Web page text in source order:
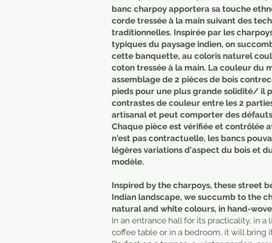
banc charpoy apportera sa touche
corde tressée à la main suivant des
traditionnelles. Inspirée par les
typiques du paysage indien, on
cette banquette, au coloris naturel
coton tressée à la main. La couleur du
assemblage de 2 pièces de bois
pieds pour une plus grande solidité/ il
contrastes de couleur entre les 2
artisanal et peut comporter des
Chaque pièce est vérifiée et contrôlée
n'est pas contractuelle, les bancs
légères variations d'aspect du bois et
modèle.
Inspired by the charpoys, these street
Indian landscape, we succumb to the
natural and white colours, in hand-
In an entrance hall for its practicality, in a
coffee table or in a bedroom, it will bring